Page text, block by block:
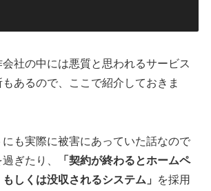
社の中には悪質と思われるサービス
あるので、ここで紹介しておきま
も実際に被害にあっていた話なので
ぎたり、
「契約が終わるとホームペ
しくは没収されるシステム」
を採用